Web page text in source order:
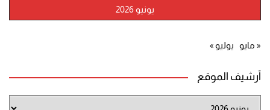
يونيو 2026
« مايو يوليو »
أرشيف الموقع